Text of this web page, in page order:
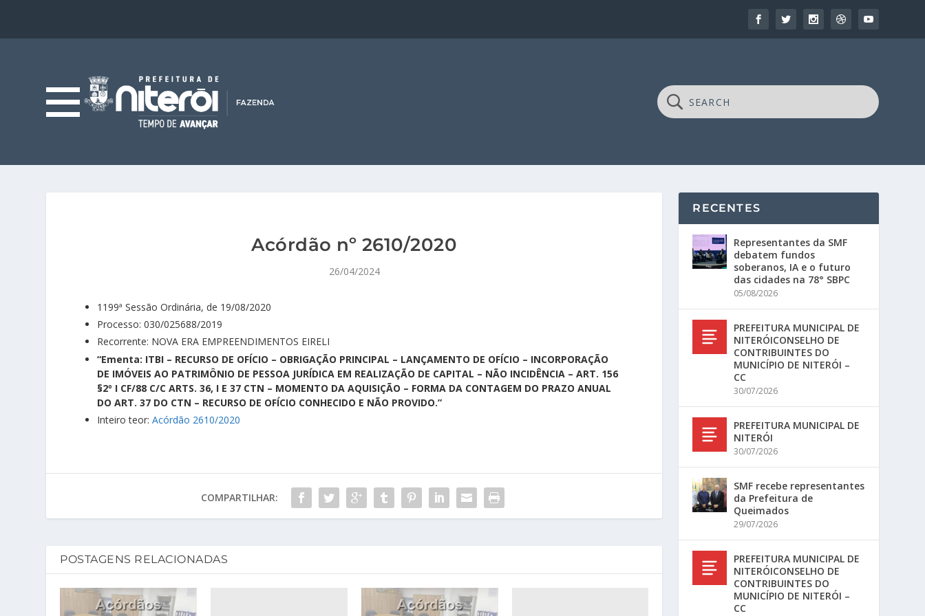
Acórdão nº 2610/2020
26/04/2024
1199ª Sessão Ordinária, de 19/08/2020
Processo: 030/025688/2019
Recorrente: NOVA ERA EMPREENDIMENTOS EIRELI
“Ementa: ITBI – RECURSO DE OFÍCIO – OBRIGAÇÃO PRINCIPAL – LANÇAMENTO DE OFÍCIO – INCORPORAÇÃO
DE IMÓVEIS AO PATRIMÔNIO DE PESSOA JURÍDICA EM REALIZAÇÃO DE CAPITAL – NÃO INCIDÊNCIA – ART. 156
§2º I CF/88 C/C ARTS. 36, I E 37 CTN – MOMENTO DA AQUISIÇÃO – FORMA DA CONTAGEM DO PRAZO ANUAL
DO ART. 37 DO CTN – RECURSO DE OFÍCIO CONHECIDO E NÃO PROVIDO.”
Inteiro teor:Acórdão 2610/2020
COMPARTILHAR:
POSTAGENS RELACIONADAS
RECENTES
Representantes da SMF
debatem fundos
soberanos, IA e o futuro
das cidades na 78° SBPC
05/08/2026
PREFEITURA MUNICIPAL DE
NITERÓICONSELHO DE
CONTRIBUINTES DO
MUNICÍPIO DE NITERÓI –
CC
30/07/2026
PREFEITURA MUNICIPAL DE
NITERÓI
30/07/2026
SMF recebe representantes
da Prefeitura de
Queimados
29/07/2026
PREFEITURA MUNICIPAL DE
NITERÓICONSELHO DE
CONTRIBUINTES DO
MUNICÍPIO DE NITERÓI –
CC